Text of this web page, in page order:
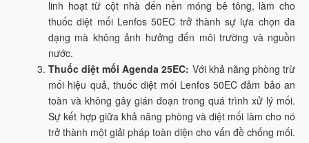
linh hoạt từ cột nhà đến nền móng bê tông, làm cho
thuốc diệt mối Lenfos 50EC trở thành sự lựa chọn đa
dạng mà không ảnh hưởng đến môi trường và nguồn
nước.
Thuốc diệt mối Agenda 25EC: Với khả năng phòng trừ
mối hiệu quả, thuốc diệt mối Lenfos 50EC đảm bảo an
toàn và không gây gián đoạn trong quá trình xử lý mối.
Sự kết hợp giữa khả năng phòng và diệt mối làm cho nó
trở thành một giải pháp toàn diện cho vấn đề chống mối.